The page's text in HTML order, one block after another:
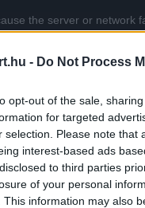
- Do Not Process
opt-out of the sale,
for targeted
selection. Please note
interest-based ads
to third parties
of your personal
This information may also
the server or network
supported.